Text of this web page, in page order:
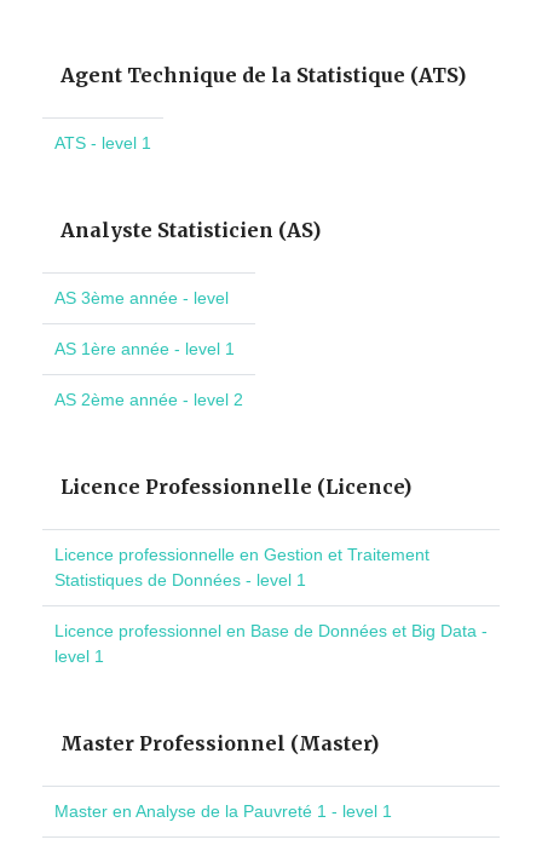
Agent Technique de la Statistique (ATS)
ATS - level 1
Analyste Statisticien (AS)
AS 3ème année - level
AS 1ère année - level 1
AS 2ème année - level 2
Licence Professionnelle (Licence)
Licence professionnelle en Gestion et Traitement
Statistiques de Données - level 1
Licence professionnel en Base de Données et Big Data -
level 1
Master Professionnel (Master)
Master en Analyse de la Pauvreté 1 - level 1